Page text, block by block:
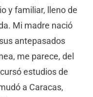
y familiar, lleno de
Mi madre nació
antepasados
me parece, del
estudios de
a Caracas,